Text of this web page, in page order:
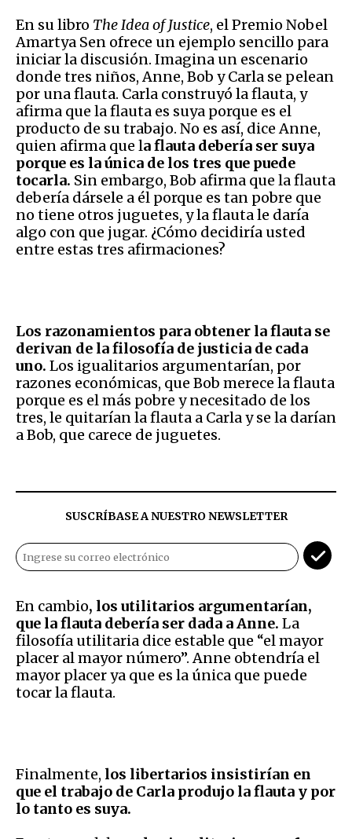
En su libro The Idea of Justice, el Premio Nobel
Amartya Sen ofrece un ejemplo sencillo para
iniciar la discusión. Imagina un escenario
donde tres niños, Anne, Bob y Carla se pelean
por una flauta. Carla construyó la flauta, y
afirma que la flauta es suya porque es el
producto de su trabajo. No es así, dice Anne,
quien afirma que la flauta debería ser suya
porque es la única de los tres que puede
tocarla. Sin embargo, Bob afirma que la flauta
debería dársele a él porque es tan pobre que
no tiene otros juguetes, y la flauta le daría
algo con que jugar. ¿Cómo decidiría usted
entre estas tres afirmaciones?
Los razonamientos para obtener la flauta se
derivan de la filosofía de justicia de cada
uno. Los igualitarios argumentarían, por
razones económicas, que Bob merece la flauta
porque es el más pobre y necesitado de los
tres, le quitarían la flauta a Carla y se la darían
a Bob, que carece de juguetes.
SUSCRÍBASE A NUESTRO NEWSLETTER
En cambio, los utilitarios argumentarían,
que la flauta debería ser dada a Anne. La
filosofía utilitaria dice estable que “el mayor
placer al mayor número”. Anne obtendría el
mayor placer ya que es la única que puede
tocar la flauta.
Finalmente, los libertarios insistirían en
que el trabajo de Carla produjo la flauta y por
lo tanto es suya.